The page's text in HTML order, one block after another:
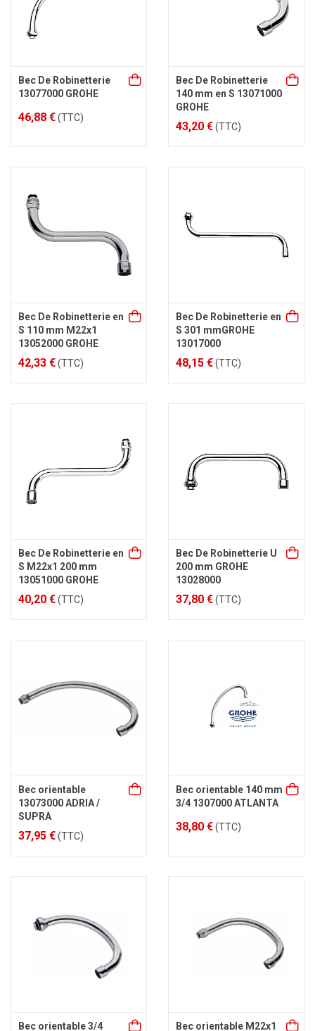
Bec De Robinetterie
13077000 GROHE
46,88 €(TTC)
Bec De Robinetterie
140 mm en S 13071000
GROHE
43,20 €(TTC)
Bec De Robinetterie en
S 110 mm M22x1
13052000 GROHE
42,33 €(TTC)
Bec De Robinetterie en
S 301 mmGROHE
13017000
48,15 €(TTC)
Bec De Robinetterie en
S M22x1 200 mm
13051000 GROHE
40,20 €(TTC)
Bec De Robinetterie U
200 mm GROHE
13028000
37,80 €(TTC)
Bec orientable
13073000 ADRIA /
SUPRA
37,95 €(TTC)
Bec orientable 140 mm
3/4 1307000 ATLANTA
38,80 €(TTC)
Bec orientable 3/4 Bec orientable M22x1